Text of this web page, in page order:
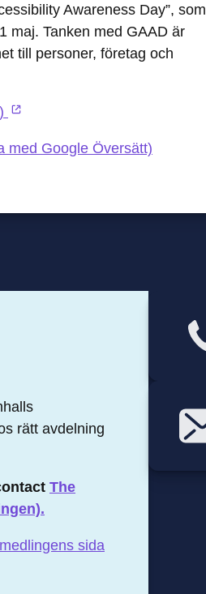
Awareness Day”, som
maj. Tanken med GAAD är
till personer, företag och
Öppnas i ny flik
med Google Översätt)
rätt avdelning
The
sida